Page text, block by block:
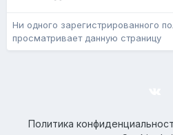
Ни одного зарегистрированного
просматривает данную страницу
Политика